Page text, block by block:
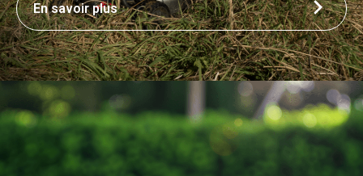
En savoir plus